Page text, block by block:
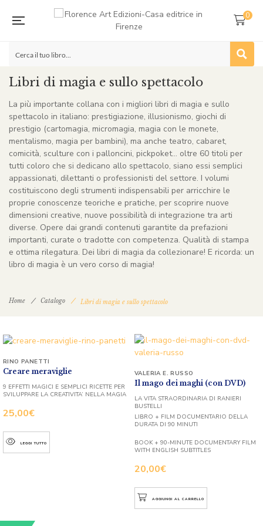
0
Libri di magia e sullo spettacolo
La più importante collana con i migliori libri di magia e sullo
spettacolo in italiano: prestigiazione, illusionismo, giochi di
prestigio (cartomagia, micromagia, magia con le monete,
mentalismo, magia per bambini), ma anche teatro, cabaret,
comicità, sculture con i palloncini, pickpoket… oltre 60 titoli per
tutti coloro che si dedicano allo spettacolo, siano essi semplici
appassionati, dilettanti o professionisti del settore. I volumi
costituiscono degli strumenti indispensabili per arricchire le
proprie conoscenze teoriche e pratiche, per scoprire nuove
dimensioni creative, nuove possibilità di integrazione tra arti
diverse. Opere dai grandi contenuti garantite da prefazioni
importanti, curate o tradotte con competenza. Qualità di stampa
e ottima rilegatura. Dei libri di magia da collezionare! E ricorda: un
libro di magia è un vero corso di magia!
Home Catalogo Libri di magia e sullo spettacolo
Creare meraviglie
25,00€
RINO PANETTI
9 EFFETTI MAGICI E SEMPLICI RICETTE PER
SVILUPPARE LA CREATIVITA’ NELLA MAGIA
LEGGI TUTTO
Il mago dei maghi (con DVD)
20,00€
VALERIA E. RUSSO
LA VITA STRAORDINARIA DI RANIERI
BUSTELLI
LIBRO + FILM DOCUMENTARIO DELLA
DURATA DI 90 MINUTI
BOOK + 90-MINUTE DOCUMENTARY FILM
WITH ENGLISH SUBTITLES
AGGIUNGI AL CARRELLO